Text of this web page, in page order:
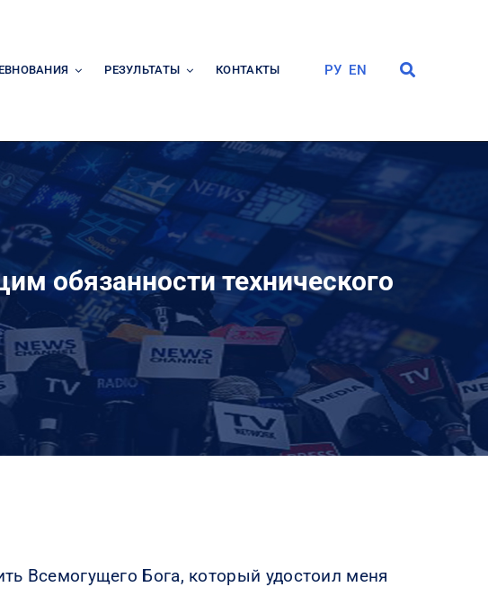
РЕЗУЛЬТАТЫ КОНТАКТЫ РУ EN
обязанности технического
Всемогущего Бога, который удостоил меня